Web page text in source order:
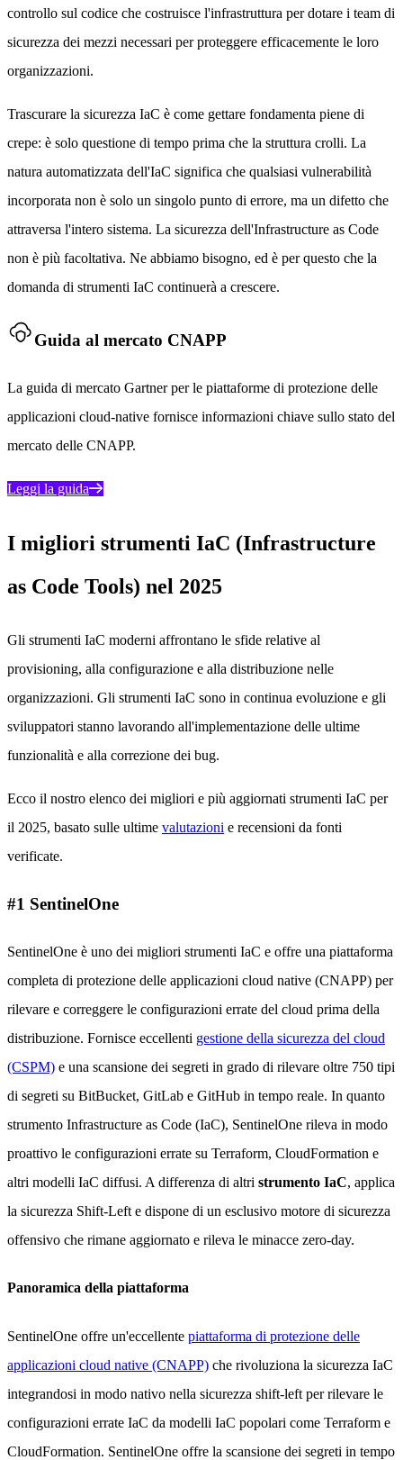
controllo sul codice che costruisce l'infrastruttura per dotare i team di
sicurezza dei mezzi necessari per proteggere efficacemente le loro
organizzazioni.
Trascurare la sicurezza IaC è come gettare fondamenta piene di
crepe: è solo questione di tempo prima che la struttura crolli. La
natura automatizzata dell'IaC significa che qualsiasi vulnerabilità
incorporata non è solo un singolo punto di errore, ma un difetto che
attraversa l'intero sistema. La sicurezza dell'Infrastructure as Code
non è più facoltativa. Ne abbiamo bisogno, ed è per questo che la
domanda di strumenti IaC continuerà a crescere.
Guida al mercato CNAPP
La guida di mercato Gartner per le piattaforme di protezione delle
applicazioni cloud-native fornisce informazioni chiave sullo stato del
mercato delle CNAPP.
Leggi la guida
I migliori strumenti IaC (Infrastructure
as Code Tools) nel 2025
Gli strumenti IaC moderni affrontano le sfide relative al
provisioning, alla configurazione e alla distribuzione nelle
organizzazioni. Gli strumenti IaC sono in continua evoluzione e gli
sviluppatori stanno lavorando all'implementazione delle ultime
funzionalità e alla correzione dei bug.
Ecco il nostro elenco dei migliori e più aggiornati strumenti IaC per
il 2025, basato sulle ultime valutazioni e recensioni da fonti
verificate.
#1 SentinelOne
SentinelOne è uno dei migliori strumenti IaC e offre una piattaforma
completa di protezione delle applicazioni cloud native (CNAPP) per
rilevare e correggere le configurazioni errate del cloud prima della
distribuzione. Fornisce eccellenti gestione della sicurezza del cloud
(CSPM) e una scansione dei segreti in grado di rilevare oltre 750 tipi
di segreti su BitBucket, GitLab e GitHub in tempo reale. In quanto
strumento Infrastructure as Code (IaC), SentinelOne rileva in modo
proattivo le configurazioni errate su Terraform, CloudFormation e
altri modelli IaC diffusi. A differenza di altri strumento IaC, applica
la sicurezza Shift-Left e dispone di un esclusivo motore di sicurezza
offensivo che rimane aggiornato e rileva le minacce zero-day.
Panoramica della piattaforma
SentinelOne offre un'eccellente piattaforma di protezione delle
applicazioni cloud native (CNAPP) che rivoluziona la sicurezza IaC
integrandosi in modo nativo nella sicurezza shift-left per rilevare le
configurazioni errate IaC da modelli IaC popolari come Terraform e
CloudFormation. SentinelOne offre la scansione dei segreti in tempo